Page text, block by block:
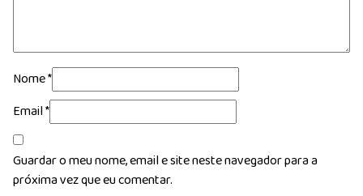
Nome*
Email*
Guardar o meu nome, email e site neste navegador para a
próxima vez que eu comentar.